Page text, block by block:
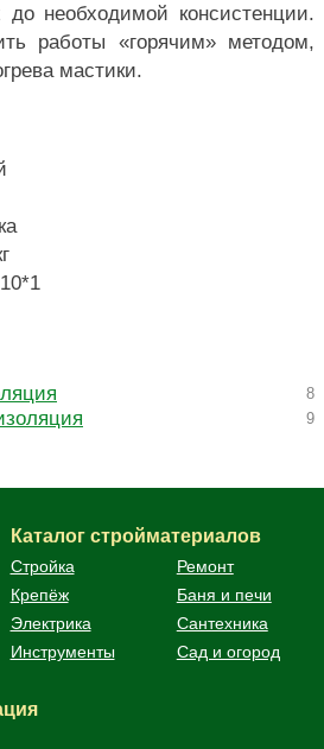
необходимой консистенции.
работы «горячим» методом,
мастики.
8
9
Каталог стройматериалов
Стройка
Ремонт
Крепёж
Баня и печи
Электрика
Сантехника
Инструменты
Сад и огород